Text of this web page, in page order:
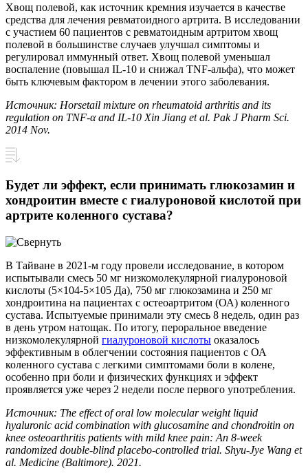
Хвощ полевой, как источник кремния изучается в качестве
средства для лечения ревматоидного артрита. В исследовании
с участием 60 пациентов с ревматоидным артритом хвощ
полевой в большинстве случаев улучшал симптомы и
регулировал иммунный ответ. Хвощ полевой уменьшал
воспаление (повышал IL-10 и снижал TNF-альфа), что может
быть ключевым фактором в лечении этого заболевания.
Источник: Horsetail mixture on rheumatoid arthritis and its
regulation on TNF-α and IL-10 Xin Jiang et al. Pak J Pharm Sci.
2014 Nov.
Будет ли эффект, если принимать глюкозамин и
хондроитин вместе с гиалуроновой кислотой при
артрите коленного сустава?
В Тайване в 2021-м году провели исследование, в котором
испытывали смесь 50 мг низкомолекулярной гиалуроновой
кислоты (5×104-5×105 Да), 750 мг глюкозамина и 250 мг
хондроитина на пациентах с остеоартритом (ОА) коленного
сустава. Испытуемые принимали эту смесь 8 недель, один раз
в день утром натощак. По итогу, пероральное введение
низкомолекулярной гиалуроновой кислоты оказалось
эффективным в облегчении состояния пациентов с ОА
коленного сустава с легкими симптомами боли в колене,
особенно при боли и физических функциях и эффект
проявляется уже через 2 недели после первого употребления.
Источник: The effect of oral low molecular weight liquid
hyaluronic acid combination with glucosamine and chondroitin on
knee osteoarthritis patients with mild knee pain: An 8-week
randomized double-blind placebo-controlled trial. Shyu-Jye Wang et
al. Medicine (Baltimore). 2021.